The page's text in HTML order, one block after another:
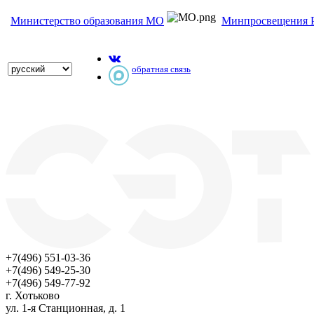
Министерство образования МО Минпросвещения
обратная связь
+7(496) 551-03-36
+7(496) 549-25-30
+7(496) 549-77-92
г. Хотьково
ул. 1-я Станционная, д. 1